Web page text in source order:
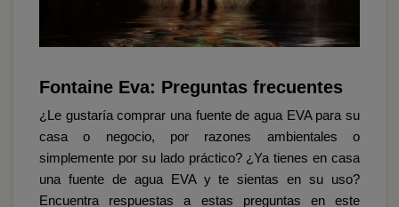
Fontaine Eva: Preguntas frecuentes
¿Le gustaría comprar una fuente de agua EVA para su
casa o negocio, por razones ambientales o
simplemente por su lado práctico? ¿Ya tienes en casa
una fuente de agua EVA y te sientas en su uso?
Encuentra respuestas a estas preguntas en este